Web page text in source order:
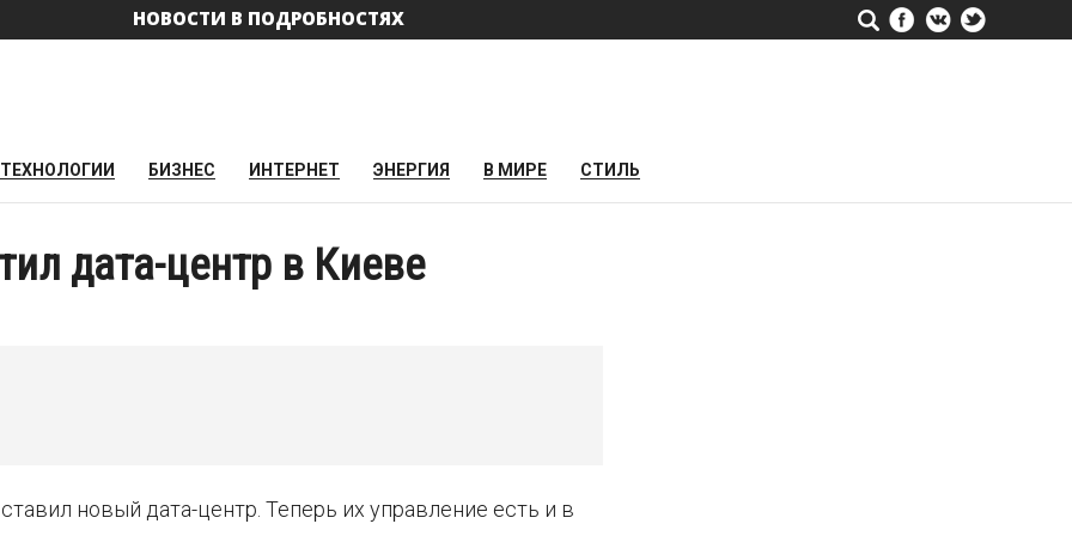
НОВОСТИ В ПОДРОБНОСТЯХ
ТЕХНОЛОГИИ БИЗНЕС ИНТЕРНЕТ ЭНЕРГИЯ В МИРЕ СТИЛЬ
дата-центр в Киеве
новый дата-центр. Теперь их управление есть и в